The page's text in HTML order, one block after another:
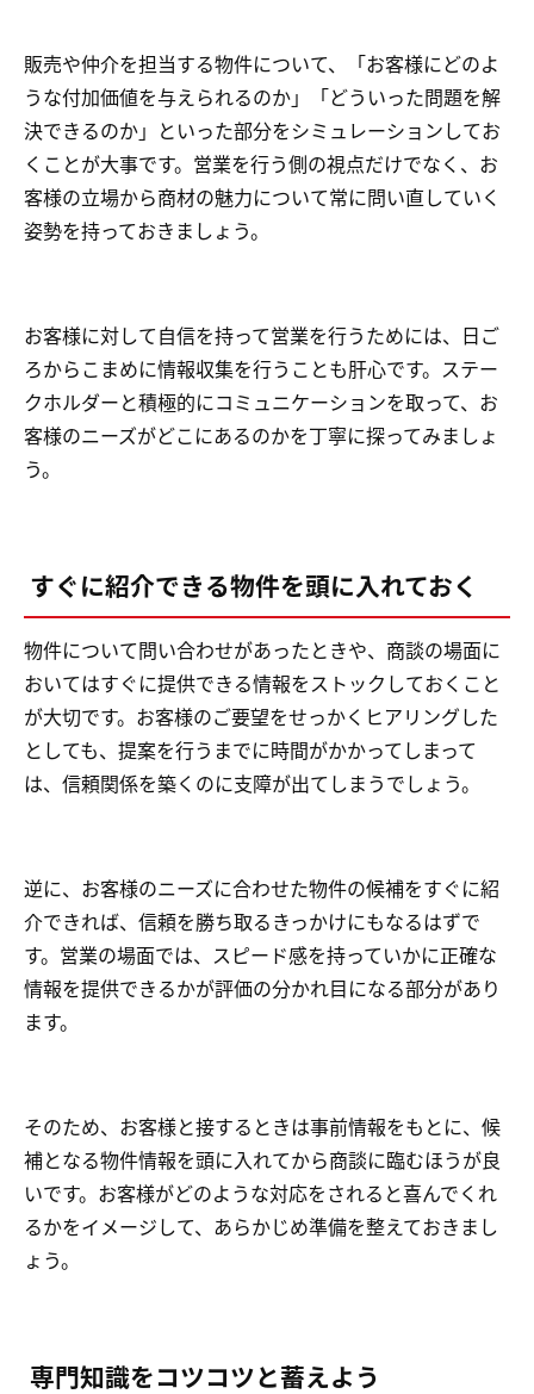
販売や仲介を担当する物件について、「お客様にどのよ
うな付加価値を与えられるのか」「どういった問題を解
決できるのか」といった部分をシミュレーションしてお
くことが大事です。営業を行う側の視点だけでなく、お
客様の立場から商材の魅力について常に問い直していく
姿勢を持っておきましょう。
お客様に対して自信を持って営業を行うためには、日ご
ろからこまめに情報収集を行うことも肝心です。ステー
クホルダーと積極的にコミュニケーションを取って、お
客様のニーズがどこにあるのかを丁寧に探ってみましょ
う。
すぐに紹介できる物件を頭に入れておく
物件について問い合わせがあったときや、商談の場面に
おいてはすぐに提供できる情報をストックしておくこと
が大切です。お客様のご要望をせっかくヒアリングした
としても、提案を行うまでに時間がかかってしまって
は、信頼関係を築くのに支障が出てしまうでしょう。
逆に、お客様のニーズに合わせた物件の候補をすぐに紹
介できれば、信頼を勝ち取るきっかけにもなるはずで
す。営業の場面では、スピード感を持っていかに正確な
情報を提供できるかが評価の分かれ目になる部分があり
ます。
そのため、お客様と接するときは事前情報をもとに、候
補となる物件情報を頭に入れてから商談に臨むほうが良
いです。お客様がどのような対応をされると喜んでくれ
るかをイメージして、あらかじめ準備を整えておきまし
ょう。
専門知識をコツコツと蓄えよう